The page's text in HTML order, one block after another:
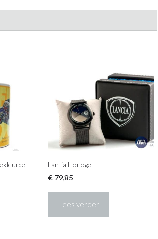
Lancia Horloge
€79,85
Lees verder